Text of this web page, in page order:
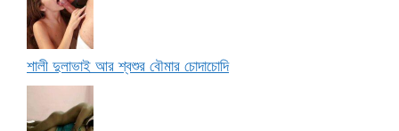
শালী দুলাভাই আর শ্বশুর বৌমার চোদাচোদি